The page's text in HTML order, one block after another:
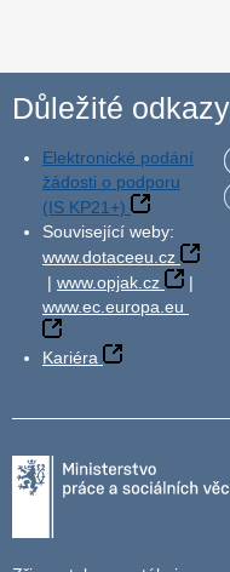
Důležité odkazy
Elektronické podání
žádosti o podporu
(IS KP21+)
Související weby:
www.dotaceeu.cz
| www.opjak.cz
|
www.ec.europa.eu
Kariéra